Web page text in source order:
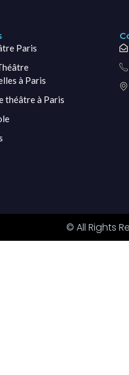
Paris
à Paris
théâtre à Paris
© All Rights